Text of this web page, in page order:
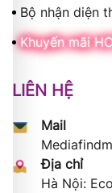
Bộ nhận diện
Khuyến mãi
LIÊN HỆ
Mail
Địa chỉ
Hà Nội: